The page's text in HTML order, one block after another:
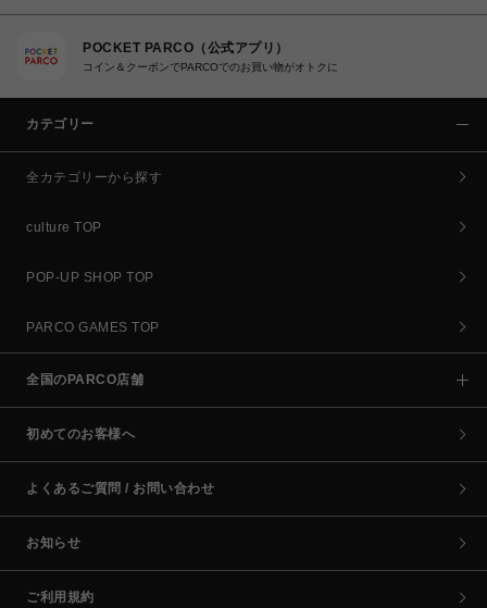
POCKET PARCO（公式アプリ）
コイン＆クーポンでPARCOでのお買い物がオトクに
カテゴリー
全カテゴリーから探す
culture TOP
POP-UP SHOP TOP
PARCO GAMES TOP
全国のPARCO店舗
初めてのお客様へ
よくあるご質問 / お問い合わせ
お知らせ
ご利用規約